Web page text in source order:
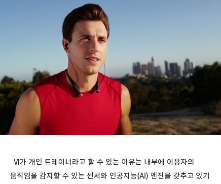
VI가 개인 트레이너라고 할 수 있는 이유는 내부에 이용자의
움직임을 감지할 수 있는 센서와 인공지능(AI) 엔진을 갖추고 있기